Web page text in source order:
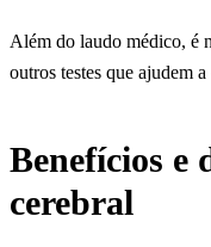
Além do laudo médico, é
outros testes que ajudem
Benefícios e
cerebral